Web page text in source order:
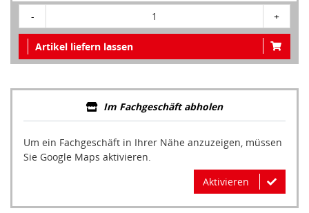
- 1 +
Artikel liefern lassen
Im Fachgeschäft abholen
Um ein Fachgeschäft in Ihrer Nähe anzuzeigen, müssen
Sie Google Maps aktivieren.
Aktivieren